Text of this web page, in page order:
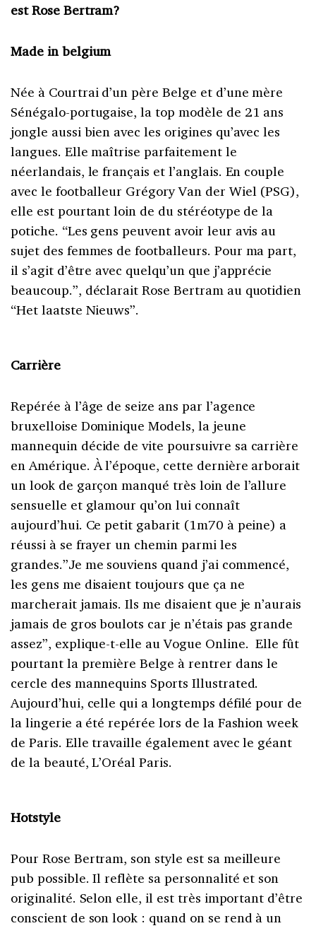
est Rose Bertram?
Made in belgium
Née à Courtrai d’un père Belge et d’une mère
Sénégalo-portugaise, la top modèle de 21 ans
jongle aussi bien avec les origines qu’avec les
langues. Elle maîtrise parfaitement le
néerlandais, le français et l’anglais. En couple
avec le footballeur Grégory Van der Wiel (PSG),
elle est pourtant loin de du stéréotype de la
potiche. “Les gens peuvent avoir leur avis au
sujet des femmes de footballeurs. Pour ma part,
il s’agit d’être avec quelqu’un que j’apprécie
beaucoup.”, déclarait Rose Bertram au quotidien
“Het laatste Nieuws”.
Carrière
Repérée à l’âge de seize ans par l’agence
bruxelloise Dominique Models, la jeune
mannequin décide de vite poursuivre sa carrière
en Amérique. À l’époque, cette dernière arborait
un look de garçon manqué très loin de l’allure
sensuelle et glamour qu’on lui connaît
aujourd’hui. Ce petit gabarit (1m70 à peine) a
réussi à se frayer un chemin parmi les
grandes.”Je me souviens quand j’ai commencé,
les gens me disaient toujours que ça ne
marcherait jamais. Ils me disaient que je n’aurais
jamais de gros boulots car je n’étais pas grande
assez”, explique-t-elle au Vogue Online. Elle fût
pourtant la première Belge à rentrer dans le
cercle des mannequins Sports Illustrated.
Aujourd’hui, celle qui a longtemps défilé pour de
la lingerie a été repérée lors de la Fashion week
de Paris. Elle travaille également avec le géant
de la beauté, L’Oréal Paris.
Hotstyle
Pour Rose Bertram, son style est sa meilleure
pub possible. Il reflète sa personnalité et son
originalité. Selon elle, il est très important d’être
conscient de son look : quand on se rend à un